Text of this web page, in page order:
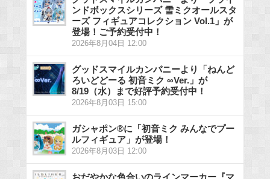
ンドボックスシリーズ 雪ミクオールスタ
ーズ フィギュアコレクション Vol.1」が
登場！ご予約受付中！
2026年8月04日 12:00
グッドスマイルカンパニーより「ねんど
ろいどどーる 初音ミク ∞Ver.」が
8/19（水）まで好評予約受付中！
2026年8月03日 15:00
ガシャポン®に「初音ミク みんなでプー
ルフィギュア」が登場！
2026年8月03日 12:00
おだやかな色合いのラインマーカー『マ